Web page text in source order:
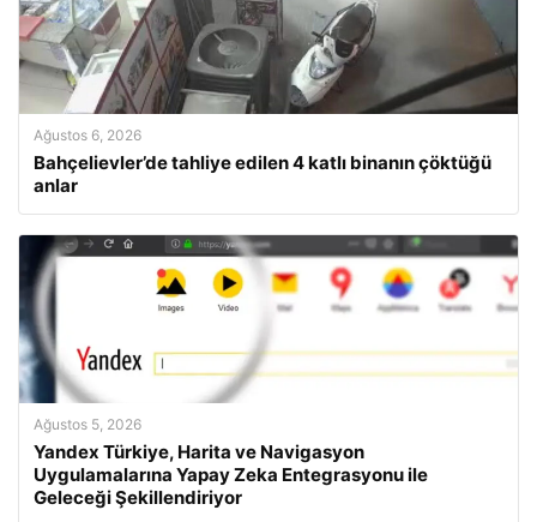
Ağustos 6, 2026
Bahçelievler’de tahliye edilen 4 katlı binanın çöktüğü
anlar
Ağustos 5, 2026
Yandex Türkiye, Harita ve Navigasyon
Uygulamalarına Yapay Zeka Entegrasyonu ile
Geleceği Şekillendiriyor